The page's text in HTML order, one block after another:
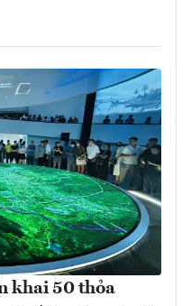
khai 50 thỏa